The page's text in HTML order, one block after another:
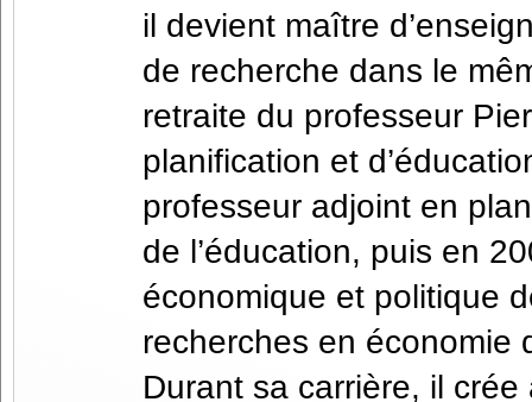
il devient maître
de recherche dans le
retraite du professeur
planification et
professeur adjoint en
de l’éducation, puis en
économique et politique
recherches en économie
Durant sa carrière, il